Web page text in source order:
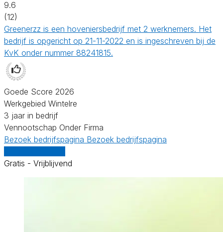
9.6
(12)
Greenerzz is een hoveniersbedrijf met 2 werknemers. Het
bedrijf is opgericht op 21-11-2022 en is ingeschreven bij de
KvK onder nummer 88241815.
Goede Score 2026
Werkgebied Wintelre
3 jaar in bedrijf
Vennootschap Onder Firma
Bezoek bedrijfspagina Bezoek bedrijfspagina
Gratis - Vrijblijvend